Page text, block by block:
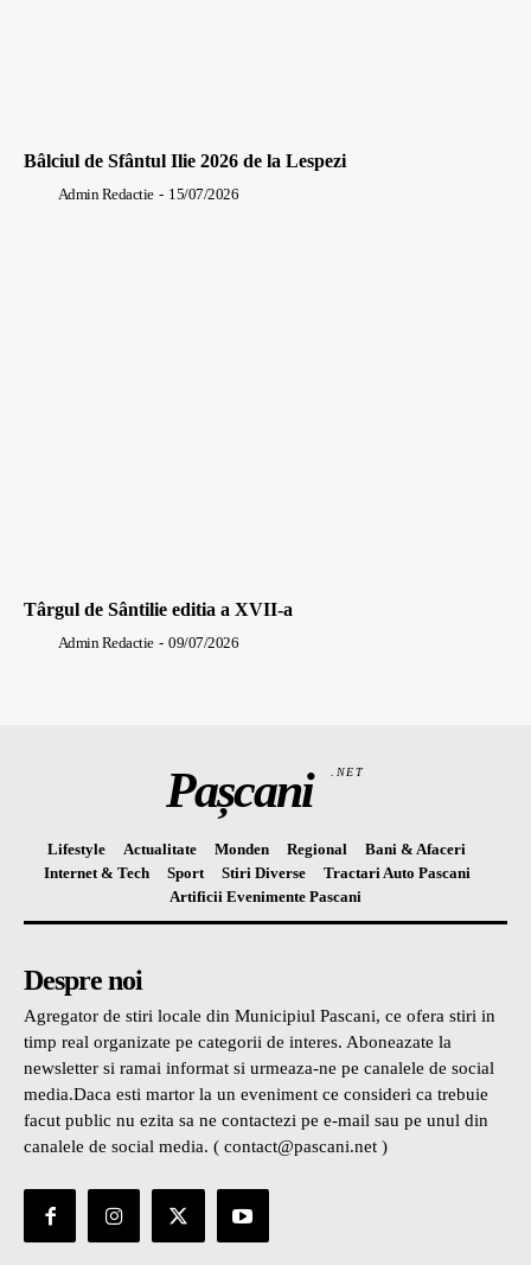
Bâlciul de Sfântul Ilie 2026 de la Lespezi
Admin Redactie - 15/07/2026
Târgul de Sântilie editia a XVII-a
Admin Redactie - 09/07/2026
Pașcani .NET
Lifestyle Actualitate Monden Regional
Bani & Afaceri
Internet & Tech
Sport Stiri Diverse
Tractari Auto Pascani
Artificii Evenimente Pascani
Despre noi
Agregator de stiri locale din Municipiul Pascani, ce ofera stiri in
timp real organizate pe categorii de interes. Aboneazate la
newsletter si ramai informat si urmeaza-ne pe canalele de social
media.Daca esti martor la un eveniment ce consideri ca trebuie
facut public nu ezita sa ne contactezi pe e-mail sau pe unul din
canalele de social media. ( contact@pascani.net )